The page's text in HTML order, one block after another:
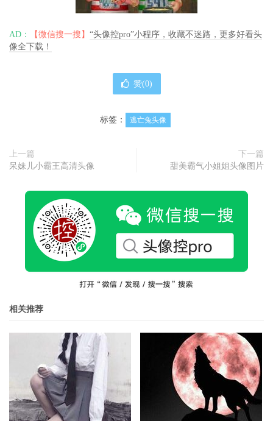
AD： 【微信搜一搜】 “头像控pro”小程序，收藏不迷路，更多好看头
像全下载！
赞(0)
标签： 逃亡兔头像
上一篇
呆妹儿小霸王高清头像
下一篇
甜美霸气小姐姐头像图片
相关推荐